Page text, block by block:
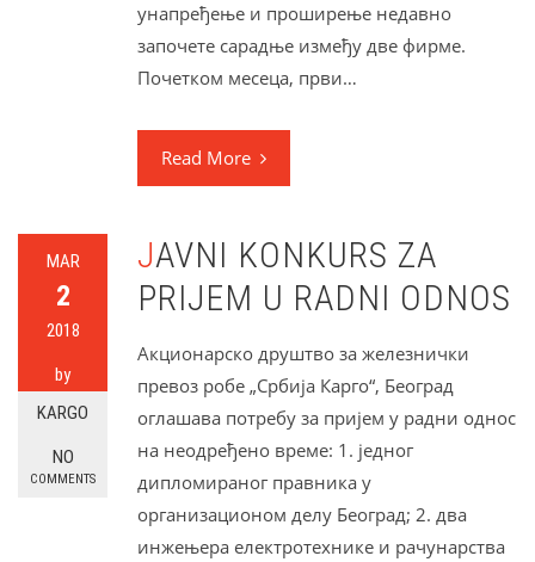
унапређење и проширење недавно
започете сарадње између две фирме.
Почетком месеца, први…
Read More
MAR
2
2018
by
KARGO
NO
COMMENTS
JAVNI KONKURS ZA
PRIJEM U RADNI ODNOS
Акционарско друштво за железнички
превоз робе „Србија Карго“, Београд
оглашава потребу за пријем у радни однос
на неодређено време: 1. једног
дипломираног правника у
организационом делу Београд; 2. два
инжењера електротехнике и рачунарства